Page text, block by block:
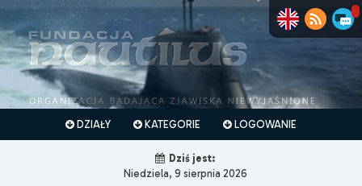
DZIAŁY KATEGORIE LOGOWANIE
Dziś jest:
Niedziela, 9 sierpnia 2026